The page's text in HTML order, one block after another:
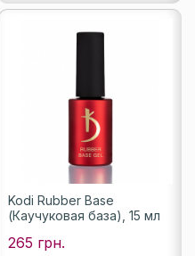
Kodi Rubber Base
(Каучуковая база), 15 мл
265 грн.